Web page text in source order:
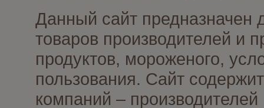
Данный сайт предназначен
товаров производителей и
продуктов, мороженого,
пользования. Сайт
компаний –